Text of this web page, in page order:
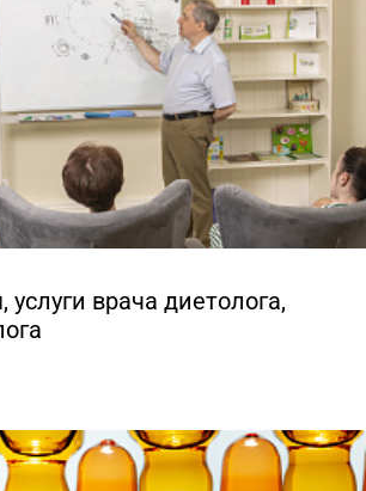
услуги врача диетолога,